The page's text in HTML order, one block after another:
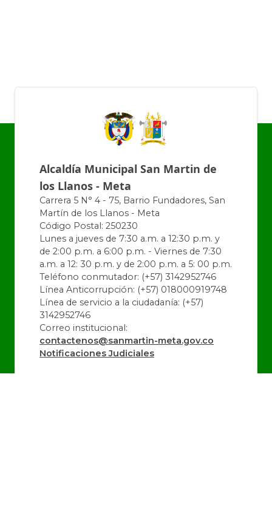
Alcaldía Municipal San Martin de
los Llanos - Meta
Carrera 5 N° 4 - 75, Barrio Fundadores, San
Martín de los Llanos - Meta
Código Postal: 250230
Lunes a jueves de 7:30 a.m. a 12:30 p.m. y
de 2:00 p.m. a 6:00 p.m. - Viernes de 7:30
a.m. a 12: 30 p.m. y de 2:00 p.m. a 5: 00 p.m.
Teléfono conmutador: (+57) 3142952746
Línea Anticorrupción: (+57) 018000919748
Línea de servicio a la ciudadanía: (+57)
3142952746
Correo institucional:
contactenos@sanmartin-meta.gov.co
Notificaciones Judiciales